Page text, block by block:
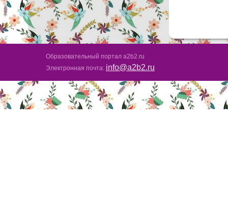
Образовательный портал a2b2.ru
Электронная почта: info@a2b2.ru